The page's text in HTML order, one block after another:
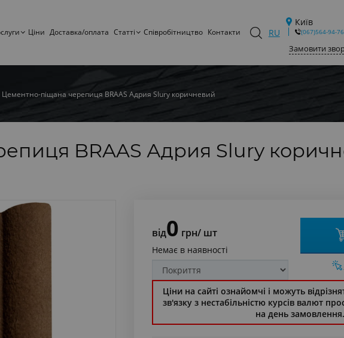
Ціни Доставка/оплата Статтi Співробітництво Контакти RU
Київ
(067)564-94-76
Замовити
Цементно-піщана черепиця BRAAS Адрия Slury коричневий
BRAAS Адрия Slury
від0 грн/ шт
Немає в наявності
Ціни на сайті ознайомчі і можуть
зв'язку з нестабільністю курсів валют
на день замовлення.